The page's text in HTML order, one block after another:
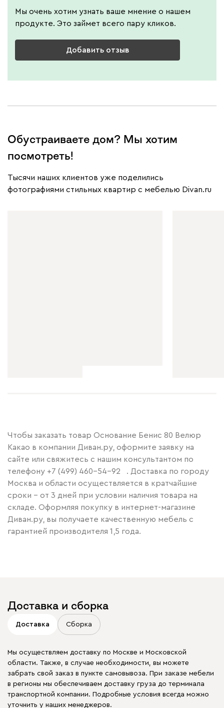
Мы очень хотим узнать ваше мнение о нашем
продукте. Это займет всего пару кликов.
Добавить отзыв
Обустраиваете дом? Мы хотим
посмотреть!
Тысячи наших клиентов уже поделились
фотографиями стильных квартир с мебелью Divan.ru
Чтобы заказать товар Основание Бенис 80 Велюр
Какао в компании Диван.ру, оформите заявку на
сайте или свяжитесь с нашим консультантом по
телефону +7 (499) 460-54-92
. Доставка по городу
Москва и области осуществляется в кратчайшие
сроки – от 3 дней при условии наличия товара на
складе. Оформляя покупку в интернет-магазине
Диван.ру, вы получаете качественную мебель с
гарантией производителя 1,5 года.
Доставка и сборка
Доставка Сборка
Мы осуществляем доставку по Москве и Московской
области. Также, в случае необходимости, вы можете
забрать свой заказ в пункте самовывоза. При заказе мебели
в регионы мы обеспечиваем доставку груза до терминала
транспортной компании. Подробные условия всегда можно
уточнить у наших менеджеров.